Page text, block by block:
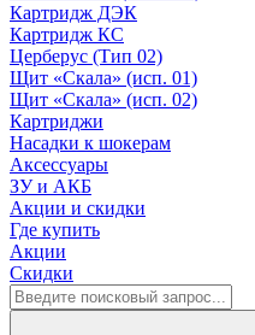
Картридж ДЭК
Картридж КС
Церберус (Тип 02)
Щит «Скала» (исп. 01)
Щит «Скала» (исп. 02)
Картриджи
Насадки к шокерам
Аксессуары
ЗУ и АКБ
Акции и скидки
Где купить
Акции
Скидки